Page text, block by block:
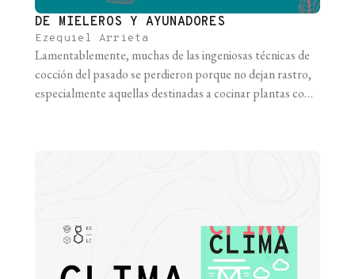
DE MIELEROS Y AYUNADORES
Ezequiel Arrieta
Lamentablemente, muchas de las ingeniosas técnicas de
cocción del pasado se perdieron porque no dejan rastro,
especialmente aquellas destinadas a cocinar plantas como
nuestros antepasados cazadores-recolectores eran
proteínas en donde las plantas [...]